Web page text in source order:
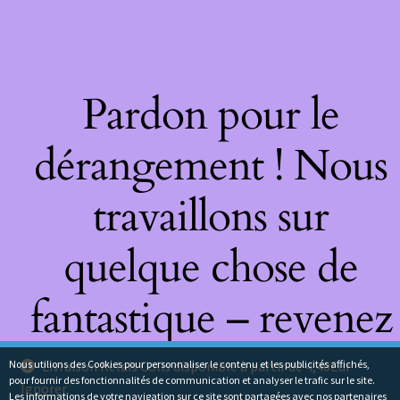
Livraison Relais Colis disponible à partir de 4,40Eur
Ignorer
Pardon pour le
dérangement ! Nous
travaillons sur
quelque chose de
fantastique – revenez
bientôt !
Nous utilions des Cookies pour personnaliser le contenu et les publicités affichés,
pour fournir des fonctionnalités de communication et analyser le trafic sur le site.
Les informations de votre navigation sur ce site sont partagées avec nos partenaires